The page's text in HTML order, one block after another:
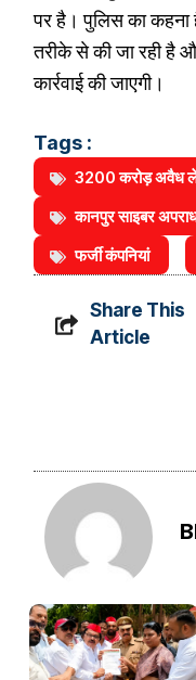
पर है। पुलिस का कहना
तरीके से की जा रही है
कार्रवाई की जाएगी।
Tags :
3200 करोड़ अवैध
कानपुर साइबर
फर्जी कंपनियां
Share This
Article